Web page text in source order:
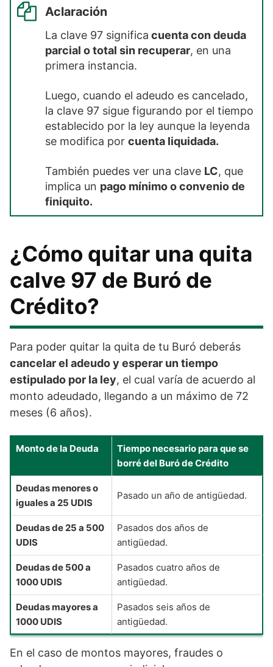
Aclaración
La clave 97 significa cuenta con deuda
parcial o total sin recuperar, en una
primera instancia.
Luego, cuando el adeudo es cancelado,
la clave 97 sigue figurando por el tiempo
establecido por la ley aunque la leyenda
se modifica por cuenta liquidada.
También puedes ver una clave LC, que
implica un pago mínimo o convenio de
finiquito.
¿Cómo quitar una quita
calve 97 de Buró de
Crédito?
Para poder quitar la quita de tu Buró deberás
cancelar el adeudo y esperar un tiempo
estipulado por la ley, el cual varía de acuerdo al
monto adeudado, llegando a un máximo de 72
meses (6 años).
Monto de la Deuda
Tiempo necesario para que se
borré del Buró de Crédito
Deudas menores o
iguales a 25 UDIS
Pasado un año de antigüedad.
Deudas de 25 a 500
UDIS
Pasados dos años de
antigüedad.
Deudas de 500 a
1000 UDIS
Pasados cuatro años de
antigüedad.
Deudas mayores a
1000 UDIS
Pasados seis años de
antigüedad.
En el caso de montos mayores, fraudes o